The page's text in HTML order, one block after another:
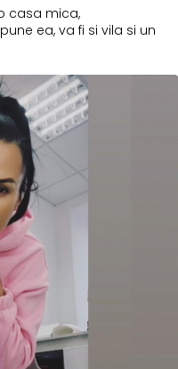
casa mica,
ea, va fi si vila si un